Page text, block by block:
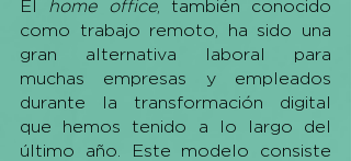
El home office, también conocido
como trabajo remoto, ha sido una
gran alternativa laboral para
muchas empresas y empleados
durante la transformación digital
que hemos tenido a lo largo del
último año. Este modelo consiste